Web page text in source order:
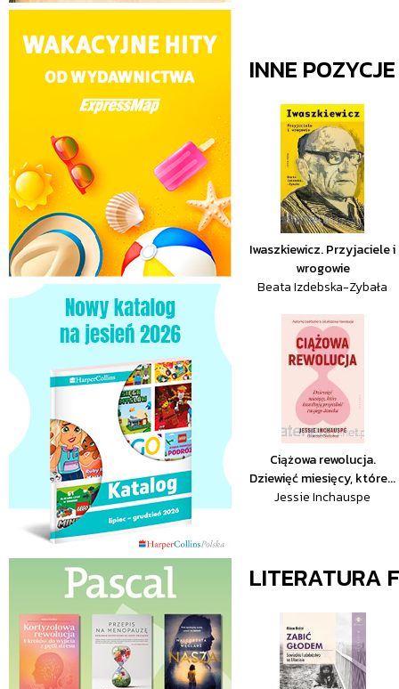
INNE
Iwaszkiewicz. Przyjaciele i
wrogowie
Beata Izdebska-Zybała
Ciążowa rewolucja.
Dziewięć miesięcy, które...
Jessie Inchauspe
LITERATURA